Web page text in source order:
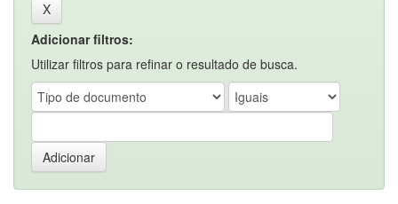
Adicionar filtros:
Utilizar filtros para refinar o resultado de busca.